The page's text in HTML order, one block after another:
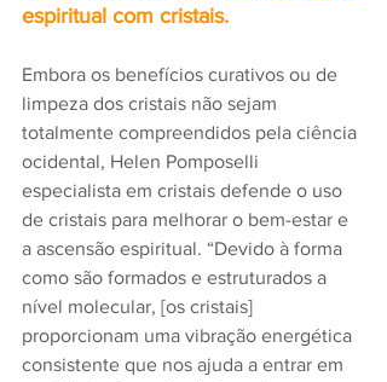
espiritual com cristais.
Embora os benefícios curativos ou de
limpeza dos cristais não sejam
totalmente compreendidos pela ciência
ocidental, Helen Pomposelli
especialista em cristais defende o uso
de cristais para melhorar o bem-estar e
a ascensão espiritual. “Devido à forma
como são formados e estruturados a
nível molecular, [os cristais]
proporcionam uma vibração energética
consistente que nos ajuda a entrar em